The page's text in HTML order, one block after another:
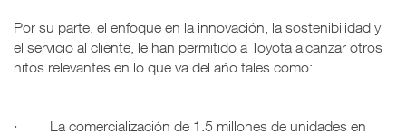
Por su parte, el enfoque en la innovación, la sostenibilidad y
el servicio al cliente, le han permitido a Toyota alcanzar otros
hitos relevantes en lo que va del año tales como:
· La comercialización de 1.5 millones de unidades en